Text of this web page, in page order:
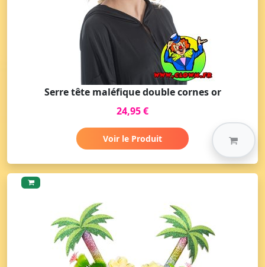
Serre tête maléfique double cornes or
24,95 €
Voir le Produit